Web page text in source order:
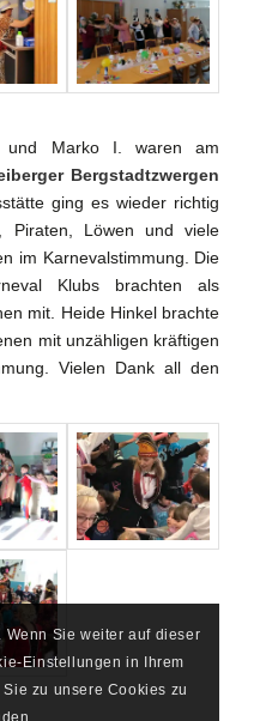
und Marko I. waren am
Bergstadtzwergen
ging es wieder richtig
Piraten, Löwen und viele
im Karnevalstimmung. Die
Klubs brachten als
mit. Heide Hinkel brachte
mit unzähligen kräftigen
Vielen Dank all den
Wenn Sie weiter auf dieser
Einstellungen in Ihrem
zu unsere Cookies zu